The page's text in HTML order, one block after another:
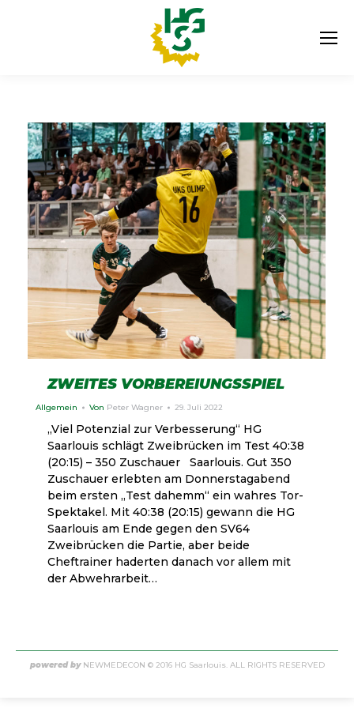
ZWEITES VORBEREIUNGSSPIEL
Allgemein Von Peter Wagner 29. Juli 2022
„Viel Potenzial zur Verbesserung“ HG
Saarlouis schlägt Zweibrücken im Test 40:38
(20:15) – 350 Zuschauer Saarlouis. Gut 350
Zuschauer erlebten am Donnerstagabend
beim ersten „Test dahemm“ ein wahres Tor-
Spektakel. Mit 40:38 (20:15) gewann die HG
Saarlouis am Ende gegen den SV64
Zweibrücken die Partie, aber beide
Cheftrainer haderten danach vor allem mit
der Abwehrarbeit…
powered by NEWMEDECON © 2016 HG Saarlouis. ALL RIGHTS RESERVED